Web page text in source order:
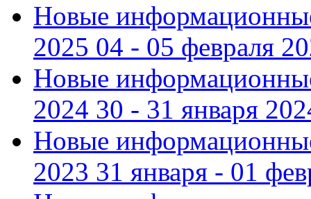
Новые
2025 04 - 05 февраля
Новые
2024 30 - 31 января
Новые
2023 31 января - 01